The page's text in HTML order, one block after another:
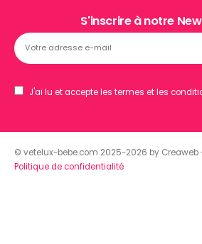
S'inscrire à notre
J'ai lu et accepte les termes et les
© vetelux-bebe.com 2025-2026 by Creaweb
Politique de confidentialité